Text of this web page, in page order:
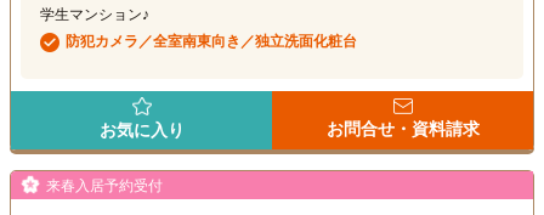
学生マンション♪
防犯カメラ／全室南東向き／独立洗面化粧台
お気に入り お問合せ・資料請求
来春入居予約受付